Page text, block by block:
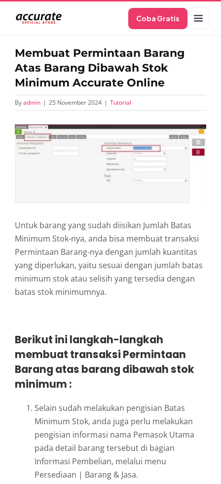
content
Coba Gratis
Membuat Permintaan Barang
Atas Barang Dibawah Stok
Minimum Accurate Online
Byadmin | 25 November 2024 | Tutorial
View
Larger
Image
Untuk barang yang sudah diisikan Jumlah Batas
Minimum Stok-nya, anda bisa membuat transaksi
Permintaan Barang-nya dengan jumlah kuantitas
yang diperlukan, yaitu sesuai dengan jumlah batas
minimum stok atau selisih yang tersedia dengan
batas stok minimumnya.
Berikut ini langkah-langkah
membuat transaksi Permintaan
Barang atas barang dibawah stok
minimum :
Selain sudah melakukan pengisian Batas
Minimum Stok, anda juga perlu melakukan
pengisian informasi nama Pemasok Utama
pada detail barang tersebut di bagian
Informasi Pembelian, melalui menu
Persediaan | Barang & Jasa.